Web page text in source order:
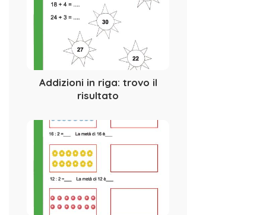
Addizioni in riga: trovo il
risultato